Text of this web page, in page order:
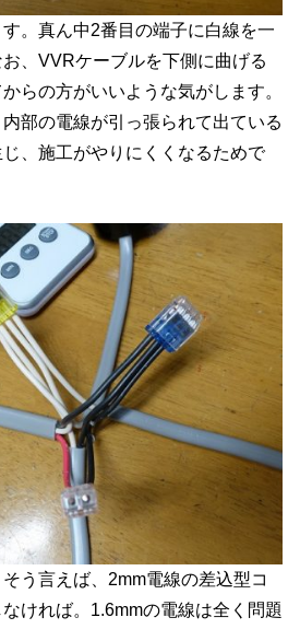
。真ん中2番目の端子に白線を一
、VVRケーブルを下側に曲げる
らの方がいいような気がします。
部の電線が引っ張られて出ている
、施工がやりにくくなるためで
う言えば、2mm電線の差込型コ
ければ。1.6mmの電線は全く問題